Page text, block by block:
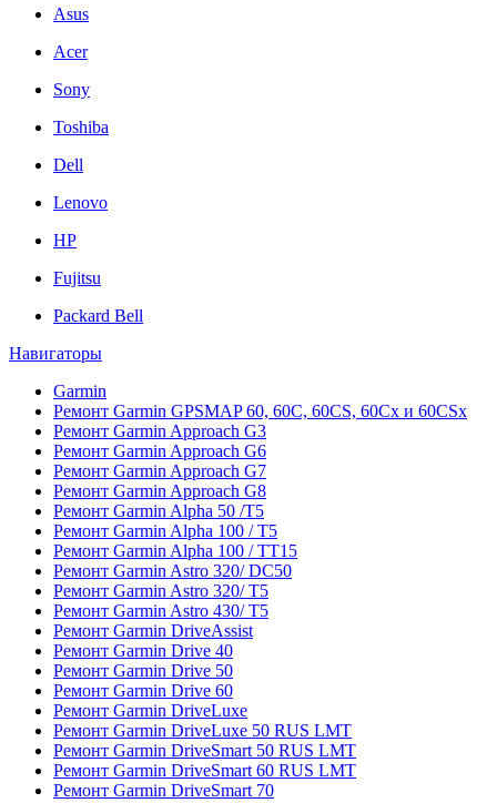
Asus
Acer
Sony
Toshiba
Dell
Lenovo
HP
Fujitsu
Packard Bell
Навигаторы
Garmin
Ремонт Garmin GPSMAP 60, 60C, 60CS, 60Cx и 60CSx
Ремонт Garmin Approach G3
Ремонт Garmin Approach G6
Ремонт Garmin Approach G7
Ремонт Garmin Approach G8
Ремонт Garmin Alpha 50 /T5
Ремонт Garmin Alpha 100 / T5
Ремонт Garmin Alpha 100 / TT15
Ремонт Garmin Astro 320/ DC50
Ремонт Garmin Astro 320/ T5
Ремонт Garmin Astro 430/ T5
Ремонт Garmin DriveAssist
Ремонт Garmin Drive 40
Ремонт Garmin Drive 50
Ремонт Garmin Drive 60
Ремонт Garmin DriveLuxe
Ремонт Garmin DriveLuxe 50 RUS LMT
Ремонт Garmin DriveSmart 50 RUS LMT
Ремонт Garmin DriveSmart 60 RUS LMT
Ремонт Garmin DriveSmart 70